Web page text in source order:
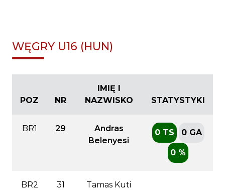
WĘGRY U16 (HUN)
POZ NR
IMIĘ I
NAZWISKO
STATYSTYKI
BR1 29
Andras
Belenyesi
0 TS 0 GA
0 %
BR2 31 Tamas Kuti